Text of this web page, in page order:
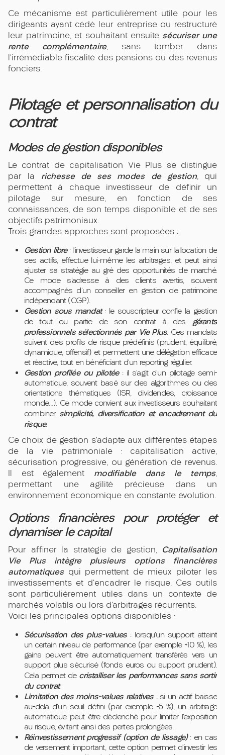
Ce mécanisme est particulièrement utile pour les
dirigeants ayant cédé leur entreprise ou restructuré
leur patrimoine, et souhaitant ensuite sécuriser une
rente complémentaire, sans tomber dans
l’irrémédiable fiscalité des pensions ou des revenus
fonciers.
Pilotage et personnalisation du
contrat
Modes de gestion disponibles
Le contrat de capitalisation Vie Plus se distingue
par la richesse de ses modes de gestion, qui
permettent à chaque investisseur de définir un
pilotage sur mesure, en fonction de ses
connaissances, de son temps disponible et de ses
objectifs patrimoniaux.
Trois grandes approches sont proposées :
Gestion libre: l’investisseur garde la main sur l’allocation de
ses actifs, effectue lui-même les arbitrages, et peut ainsi
ajuster sa stratégie au gré des opportunités de marché.
Ce mode s’adresse à des clients avertis, souvent
accompagnés d’un conseiller en gestion de patrimoine
indépendant (CGP).
Gestion sous mandat: le souscripteur confie la gestion
de tout ou partie de son contrat à des gérants
professionnels sélectionnés par Vie Plus. Ces mandats
suivent des profils de risque prédéfinis (prudent, équilibré,
dynamique, offensif) et permettent une délégation efficace
et réactive, tout en bénéficiant d’un reporting régulier.
Gestion profilée ou pilotée: il s’agit d’un pilotage semi-
automatique, souvent basé sur des algorithmes ou des
orientations thématiques (ISR, dividendes, croissance
monde…). Ce mode convient aux investisseurs souhaitant
combiner simplicité, diversification et encadrement du
risque.
Ce choix de gestion s’adapte aux différentes étapes
de la vie patrimoniale : capitalisation active,
sécurisation progressive, ou génération de revenus.
Il est également modifiable dans le temps,
permettant une agilité précieuse dans un
environnement économique en constante évolution.
Options financières pour protéger et
dynamiser le capital
Pour affiner la stratégie de gestion, Capitalisation
Vie Plus intègre plusieurs options financières
automatiquesqui permettent de mieux piloter les
investissements et d'encadrer le risque. Ces outils
sont particulièrement utiles dans un contexte de
marchés volatils ou lors d’arbitrages récurrents.
Voici les principales options disponibles :
Sécurisation des plus-values: lorsqu’un support atteint
un certain niveau de performance (par exemple +10 %), les
gains peuvent être automatiquement transférés vers un
support plus sécurisé (fonds euros ou support prudent).
Cela permet de cristalliser les performances sans sortir
du contrat.
Limitation des moins-values relatives: si un actif baisse
au-delà d’un seuil défini (par exemple -5 %), un arbitrage
automatique peut être déclenché pour limiter l’exposition
au risque, évitant ainsi des pertes prolongées.
Réinvestissement progressif (option de lissage): en cas
de versement important, cette option permet d’investir les